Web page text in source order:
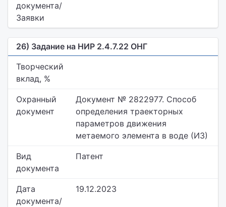
документа/
Заявки
26) Задание на НИР 2.4.7.22 ОНГ
Творческий
вклад, %
Охранный
документ
Документ № 2822977. Способ
определения траекторных
параметров движения
метаемого элемента в воде (ИЗ)
Вид
документа
Патент
Дата
документа/
19.12.2023